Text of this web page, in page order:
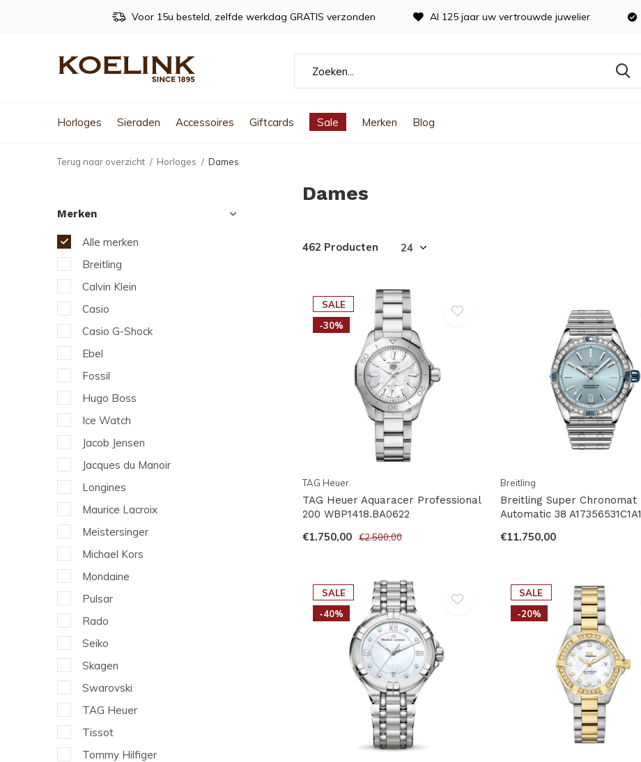
Horloges Sieraden Accessoires Giftcards Sale Merken Blog
Voor 15u besteld, zelfde werkdag GRATIS verzonden Al 125 jaar uw vertrouwde juwelier
Terug naar overzicht Horloges Dames
Dames
462 Producten
SALE
-30%
TAG Heuer
TAG Heuer Aquaracer Professional
200 WBP1418.BA0622
€1.750,00 €2.500,00
Breitling
Breitling Super Chronomat
Automatic 38 A17356531C1A1
€11.750,00
SALE
-40%
SALE
-20%
Merken
Alle merken
Breitling
Calvin Klein
Casio
Casio G-Shock
Ebel
Fossil
Hugo Boss
Ice Watch
Jacob Jensen
Jacques du Manoir
Longines
Maurice Lacroix
Meistersinger
Michael Kors
Mondaine
Pulsar
Rado
Seiko
Skagen
Swarovski
TAG Heuer
Tissot
Tommy Hilfiger